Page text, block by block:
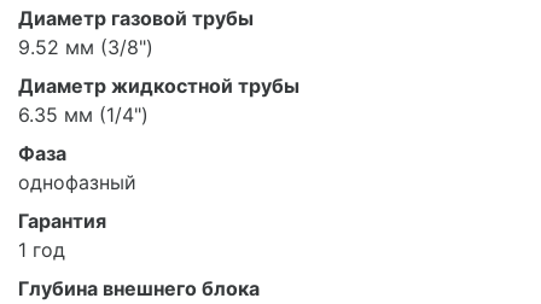
Диаметр газовой трубы
9.52 мм (3/8")
Диаметр жидкостной трубы
6.35 мм (1/4")
Фаза
однофазный
Гарантия
1 год
Глубина внешнего блока